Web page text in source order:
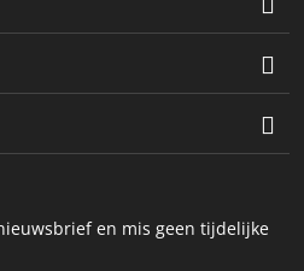
en mis geen tijdelijke